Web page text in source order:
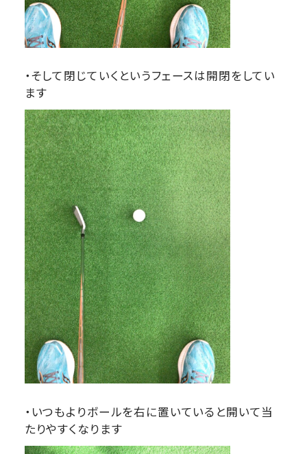
・そして閉じていくというフェースは開閉をしてい
ます
・いつもよりボールを右に置いていると開いて当
たりやすくなります